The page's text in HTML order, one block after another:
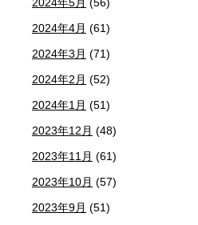
2024年4月 (61)
2024年3月 (71)
2024年2月 (52)
2024年1月 (51)
2023年12月 (48)
2023年11月 (61)
2023年10月 (57)
2023年9月 (51)